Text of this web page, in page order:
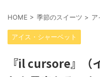
HOME > 季節のスイーツ > ア
アイス・シャーベット
『il cursore』（